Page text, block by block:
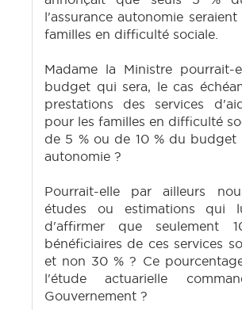
l'assurance autonomie
familles en difficulté sociale.
Madame la Ministre pourrait-
budget qui sera, le cas
prestations des services
pour les familles en difficulté
de 5 % ou de 10 % du budget
autonomie ?
Pourrait-elle par ailleurs
études ou estimations qui
d'affirmer que seulement
bénéficiaires de ces services
et non 30 % ? Ce
l'étude actuarielle
Gouvernement ?